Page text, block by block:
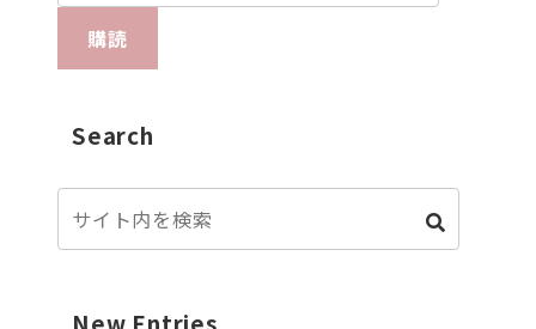
購読
Search
New Entries